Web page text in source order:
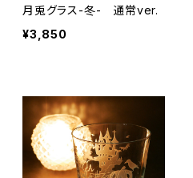
月兎グラス-冬- 通常ver.
¥3,850